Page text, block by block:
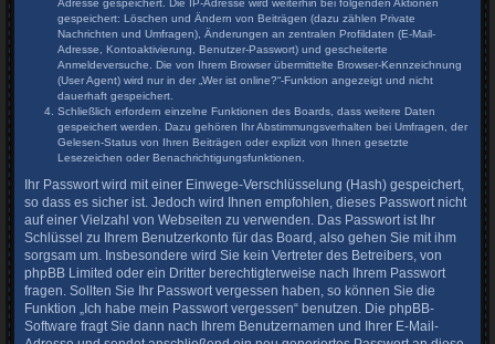
Adresse gespeichert. Die IP-Adresse wird weiterhin bei folgenden Aktionen
gespeichert: Löschen und Ändern von Beiträgen (dazu zählen Private
Nachrichten und Umfragen), Änderungen an zentralen Profildaten (E-Mail-
Adresse, Kontoaktivierung, Benutzer-Passwort) und gescheiterte
Anmeldeversuche. Die von Ihrem Browser übermittelte Browser-Kennzeichnung
(User Agent) wird nur in der „Wer ist online?“-Funktion angezeigt und nicht
dauerhaft gespeichert.
Schließlich erfordern einzelne Funktionen des Boards, dass weitere Daten
gespeichert werden. Dazu gehören Ihr Abstimmungsverhalten bei Umfragen, der
Gelesen-Status von Ihren Beiträgen oder explizit von Ihnen gesetzte
Lesezeichen oder Benachrichtigungsfunktionen.
Ihr Passwort wird mit einer Einwege-Verschlüsselung (Hash) gespeichert,
so dass es sicher ist. Jedoch wird Ihnen empfohlen, dieses Passwort nicht
auf einer Vielzahl von Webseiten zu verwenden. Das Passwort ist Ihr
Schlüssel zu Ihrem Benutzerkonto für das Board, also gehen Sie mit ihm
sorgsam um. Insbesondere wird Sie kein Vertreter des Betreibers, von
phpBB Limited oder ein Dritter berechtigterweise nach Ihrem Passwort
fragen. Sollten Sie Ihr Passwort vergessen haben, so können Sie die
Funktion „Ich habe mein Passwort vergessen“ benutzen. Die phpBB-
Software fragt Sie dann nach Ihrem Benutzernamen und Ihrer E-Mail-